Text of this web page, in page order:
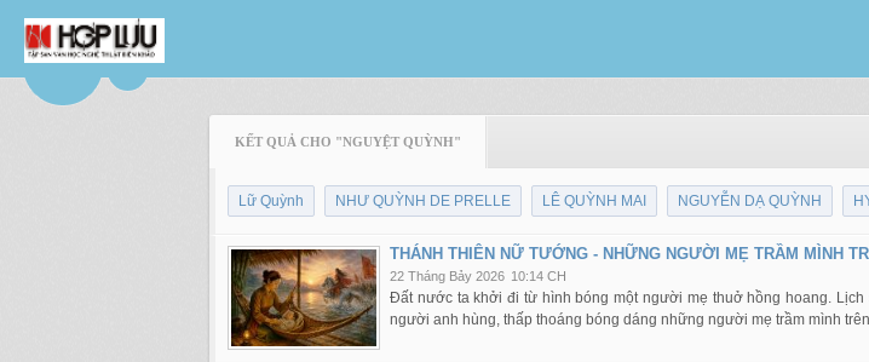
KẾT QUẢ CHO "NGUYỆT QUỲNH"
Lữ Quỳnh NHƯ QUỲNH DE PRELLE LÊ QUỲNH MAI NGUYỄN DẠ QUỲNH
THÁNH THIÊN NỮ TƯỚNG - NHỮNG NGƯỜI MẸ TRẦM MÌNH
22 Tháng Bảy 2026 10:14 CH
Đất nước ta khởi đi từ hình bóng một người mẹ thuở hồng hoang.
người anh hùng, thấp thoáng bóng dáng những người mẹ trầm mình